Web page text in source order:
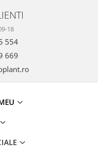
18
554
669